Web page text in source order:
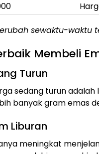
sewaktu-waktu
Membeli
Turun
sedang turun
banyak gram emas
Liburan
meningkat